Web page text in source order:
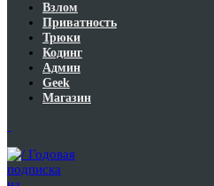
Взлом
Приватность
Трюки
Кодинг
Админ
Geek
Магазин
Годовая
подписка